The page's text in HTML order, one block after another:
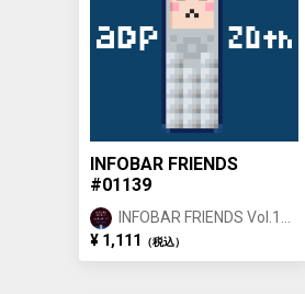
INFOBAR FRIENDS
#01139
INFOBAR FRIENDS Vol.1
BUILDING ①
¥ 1,111 （税込）